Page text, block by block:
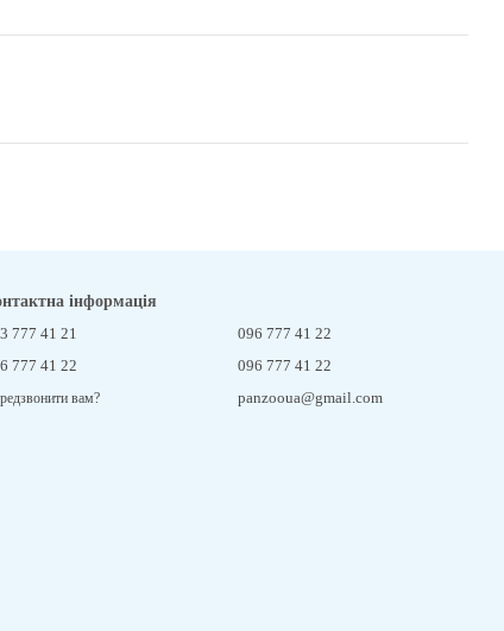
інформація
777 41 21
777 41 22
вам?
096 777 41 22
096 777 41 22
panzooua@gmail.com